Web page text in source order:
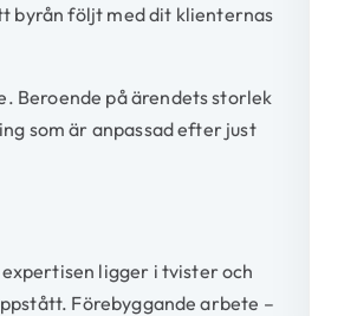
byrån följt med dit klienternas
Beroende på ärendets storlek
som är anpassad efter just
ligger i tvister och
Förebyggande arbete –